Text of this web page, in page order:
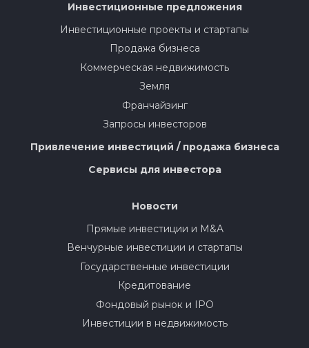
Инвестиционные предложения
Инвестиционные проекты и стартапы
Продажа бизнеса
Коммерческая недвижимость
Земля
Франчайзинг
Запросы инвесторов
Привлечение инвестиций / продажа бизнеса
Сервисы для инвестора
Новости
Прямые инвестиции и M&A
Венчурные инвестиции и стартапы
Государственные инвестиции
Кредитование
Фондовый рынок и IPO
Инвестиции в недвижимость